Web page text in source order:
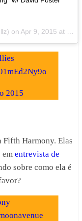
on Apr 9, 2015 at 12:46am PDT
2015
Fifth Harmony. Elas
em entrevista de
sobre como ela é